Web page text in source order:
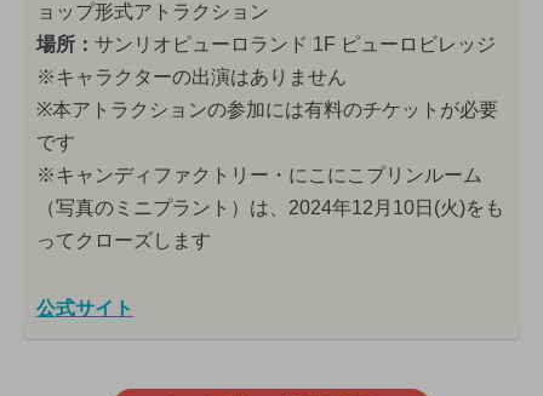
ョップ形式アトラクション
場所： サンリオピューロランド 1F ピューロビレッジ
※キャラクターの出演はありません
※本アトラクションの参加には有料のチケットが必要
です
※キャンディファクトリー・にこにこプリンルーム
（写真のミニプラント）は、2024年12月10日(火)をも
ってクローズします
公式サイト